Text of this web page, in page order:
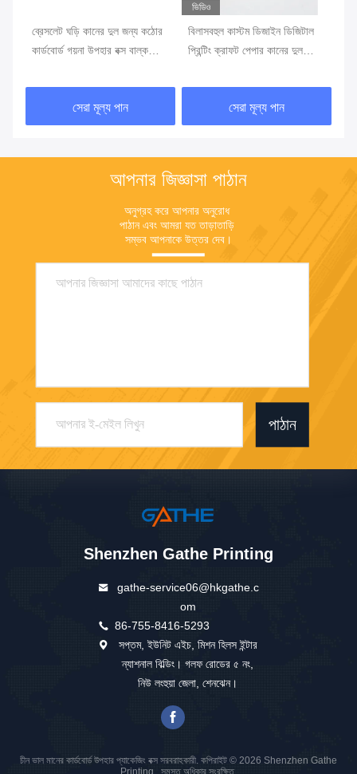
ব্রেসলেট ঘড়ি কানের দুল জন্য কঠোর
কার্ডবোর্ড গয়না উপহার বক্স বাল্ক
সেরা মূল্য পান
ভিডিও
বিলাসবহুল কাস্টম ডিজাইন ডিজিটাল
প্রিন্টিং ক্রাফট পেপার কানের দুল
সেরা মূল্য পান
আপনার জিজ্ঞাসা পাঠান
অনুগ্রহ করে আপনার অনুরোধ
পাঠান এবং আমরা যত তাড়াতাড়ি
সম্ভব আপনাকে উত্তর দেব।
পাঠান
Shenzhen Gathe Printing
gathe-service06@hkgathe.c
om
86-755-8416-5293
সপ্তম, ইউনিট এইচ, মিশন হিলস ইন্টার
ন্যাশনাল বিল্ডিং। গলফ রোডের ৫ নং,
নিউ লংহুয়া জেলা, শেনঝেন।
চীন ভাল মানের কার্ডবোর্ড উপহার প্যাকেজিং বক্স সরবরাহকারী. কপিরাইট © 2026 Shenzhen Gathe
Printing . সমস্ত অধিকার সংরক্ষিত.